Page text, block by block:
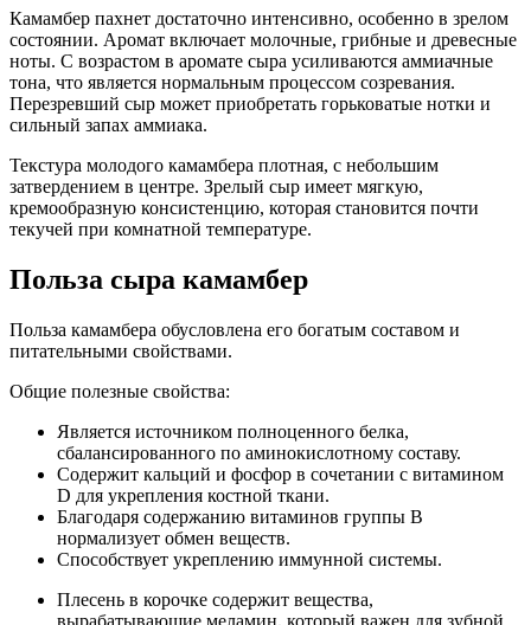
Камамбер пахнет достаточно интенсивно, особенно в зрелом
состоянии. Аромат включает молочные, грибные и древесные
ноты. С возрастом в аромате сыра усиливаются аммиачные
тона, что является нормальным процессом созревания.
Перезревший сыр может приобретать горьковатые нотки и
сильный запах аммиака.
Текстура молодого камамбера плотная, с небольшим
затвердением в центре. Зрелый сыр имеет мягкую,
кремообразную консистенцию, которая становится почти
текучей при комнатной температуре.
Польза сыра камамбер
Польза камамбера обусловлена его богатым составом и
питательными свойствами.
Общие полезные свойства:
Является источником полноценного белка,
сбалансированного по аминокислотному составу.
Содержит кальций и фосфор в сочетании с витамином
D для укрепления костной ткани.
Благодаря содержанию витаминов группы В
нормализует обмен веществ.
Способствует укреплению иммунной системы.
Плесень в корочке содержит вещества,
вырабатывающие меламин, который важен для зубной